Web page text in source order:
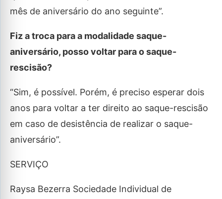
mês de aniversário do ano seguinte”.
Fiz a troca para a modalidade saque-
aniversário, posso voltar para o saque-
rescisão?
“Sim, é possível. Porém, é preciso esperar dois
anos para voltar a ter direito ao saque-rescisão
em caso de desistência de realizar o saque-
aniversário”.
SERVIÇO
Raysa Bezerra Sociedade Individual de